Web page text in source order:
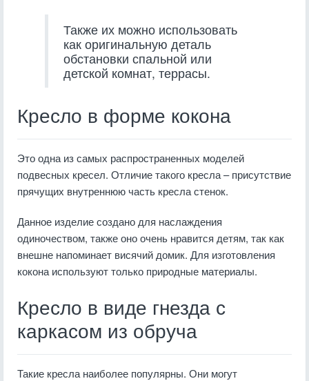
Также их можно использовать
как оригинальную деталь
обстановки спальной или
детской комнат, террасы.
Кресло в форме кокона
Это одна из самых распространенных моделей
подвесных кресел. Отличие такого кресла – присутствие
прячущих внутреннюю часть кресла стенок.
Данное изделие создано для наслаждения
одиночеством, также оно очень нравится детям, так как
внешне напоминает висячий домик. Для изготовления
кокона используют только природные материалы.
Кресло в виде гнезда с
каркасом из обруча
Такие кресла наиболее популярны. Они могут